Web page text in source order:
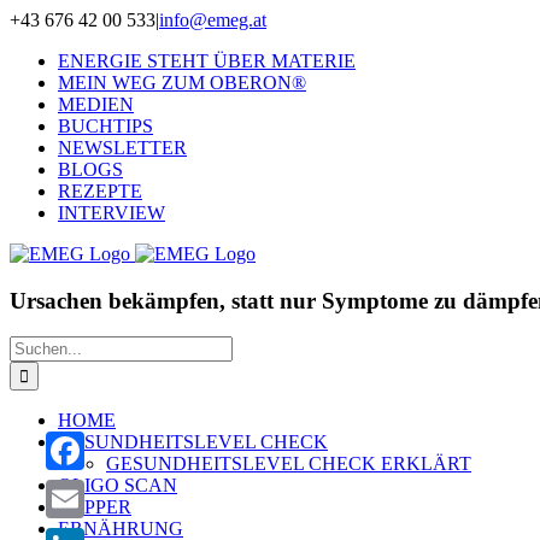
Zum
springen
+43 676 42 00 533|info@emeg.at
ENERGIE STEHT ÜBER MATERIE
MEIN WEG ZUM OBERON®
MEDIEN
BUCHTIPS
NEWSLETTER
BLOGS
REZEPTE
INTERVIEW
Ursachen bekämpfen, statt nur Symptome zu
Suche
nach:
HOME
GESUNDHEITSLEVEL CHECK
GESUNDHEITSLEVEL CHECK ERKLÄRT
OLIGO SCAN
ZAPPER
ERNÄHRUNG
Facebook